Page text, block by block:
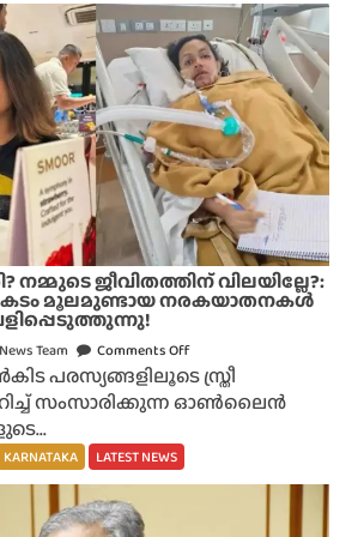
ആ
ഘോ
ഷം
ക
ഴി
ഞ്ഞ്
മ
ട
ങ്ങ
വേ
മ
ഥാ
ർ
ജീവിതത്തിന് വിലയില്ലേ?:
മൂലമുണ്ടായ നരകയാതനകൾ
News Team Comments Off
n
ഇ
നീ
പരസ്യങ്ങളിലൂടെ സ്ത്രീ
സംസാരിക്കുന്ന ഓൺലൈൻ
KARNATAKA LATEST NEWS